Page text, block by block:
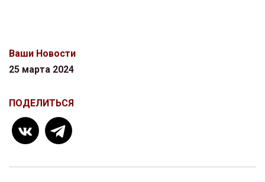
Ваши Новости
25 марта 2024
ПОДЕЛИТЬСЯ